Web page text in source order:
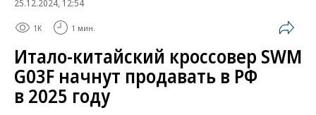
25.12.2024, 12:54
1K 1 мин.
Итало-китайский кроссовер SWM
G03F начнут продавать в РФ
в 2025 году